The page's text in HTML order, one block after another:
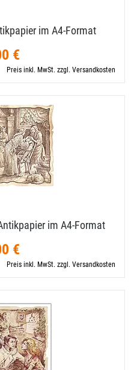
im A4-​Format
€
Preis inkl. MwSt. zzgl. Versandkosten
im A4-​Format
€
Preis inkl. MwSt. zzgl. Versandkosten